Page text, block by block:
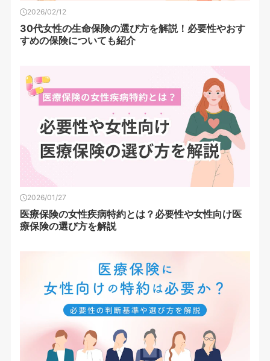
2026/02/12
30代女性の生命保険の選び方を解説！必要性やおす
すめの保険についても紹介
2026/01/27
医療保険の女性疾病特約とは？必要性や女性向け医
療保険の選び方を解説